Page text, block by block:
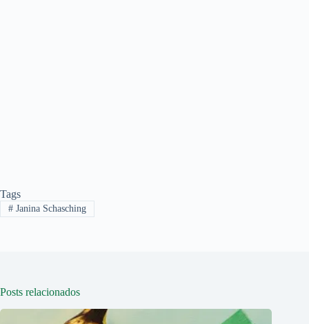
Tags
#Janina Schasching
Posts relacionados